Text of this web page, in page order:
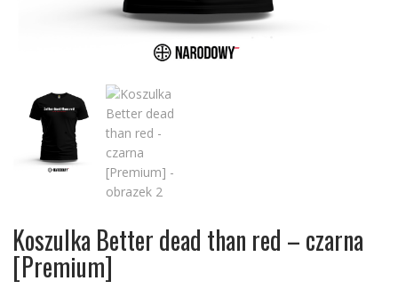
Koszulka Better dead than red – czarna
[Premium]